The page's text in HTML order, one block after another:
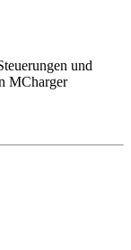
und
MCharger